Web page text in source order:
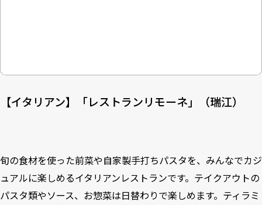
【イタリアン】「レストランリモーネ」（瑞江）
旬の食材を使った前菜や自家製手打ちパスタを、みんなでカジ
ュアルに楽しめるイタリアンレストランです。テイクアウトの
パスタ類やソース、お惣菜は日替わりで楽しめます。ティラミ